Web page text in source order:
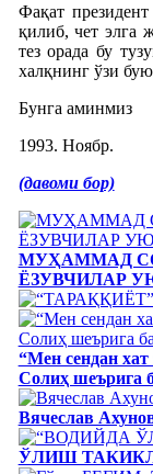
Фақат
қилиб, чет элга
тез орада бу
халқнинг ўзи
Бунга аминмиз
1993. Ноябр.
(давоми бор)
МУҲАММАД
ЁЗУВЧИЛАР
“Мен сендан
Солиҳ шеърига
Вячеслав
ЎЛИШ